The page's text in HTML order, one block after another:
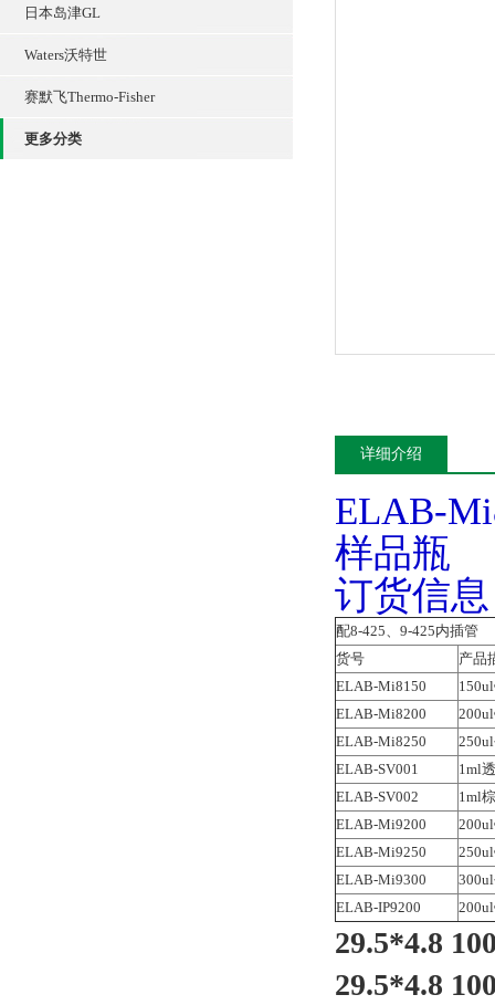
日本岛津GL
Waters沃特世
赛默飞Thermo-Fisher
更多分类
详细介绍
ELAB-
样品瓶
订货信息
配8-425、9-425内插管
货号
产品
ELAB-Mi8150
ELAB-Mi8200
ELAB-Mi8250
ELAB-SV001
1ml
ELAB-SV002
1ml
ELAB-Mi9200
ELAB-Mi9250
ELAB-Mi9300
ELAB-IP9200
29.5*4.8
29.5*4.8